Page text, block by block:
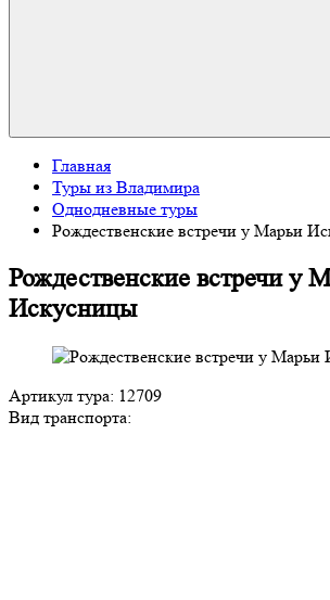
Главная
Туры из Владимира
Однодневные туры
Рождественские встречи у Марьи
Рождественские встречи у
Искусницы
Артикул тура: 12709
Вид транспорта: